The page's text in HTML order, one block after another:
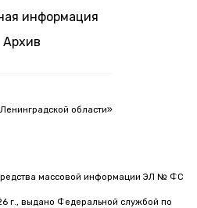
информация
Архив
области»
массовой информации ЭЛ № ФС
г., выдано Федеральной службой по